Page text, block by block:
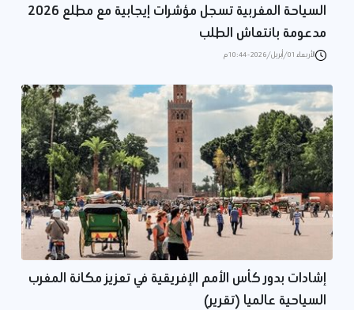
السياحة المغربية تسجل مؤشرات إيجابية مع مطلع 2026
مدعومة بانتعاش الطلب
الأربعاء 01/أبريل/2026 - 10:44 م
إشادات بدور كأس الأمم الإفريقية في تعزيز مكانة المغرب
السياحية عالميا (تقرير)